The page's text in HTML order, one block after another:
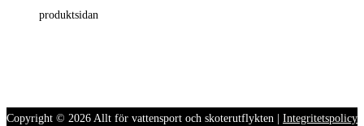
produktsidan
Copyright © 2026 Allt för vattensport och skoterutflykten Integritetspolicy